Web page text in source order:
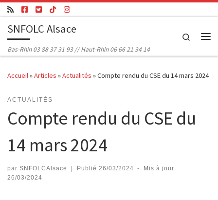
Passer au contenu
SNFOLC Alsace
Bas-Rhin 03 88 37 31 93 // Haut-Rhin 06 66 21 34 14
Search
Accueil»Articles »Actualités »Compte rendu du CSE du 14 mars 2024
ACTUALITÉS
Compte rendu du CSE du
14 mars 2024
par SNFOLCAlsace Publié 26/03/2024 -
Mis à jour
26/03/2024